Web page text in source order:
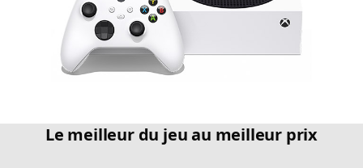
Le meilleur du jeu au meilleur prix